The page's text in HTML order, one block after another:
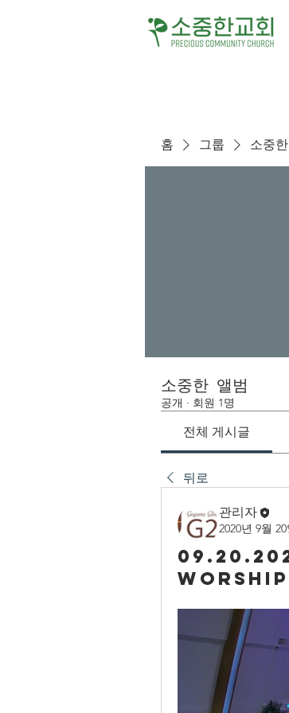
홈 그룹 소중
소중한 앨범
공개 · 회원 1명
전체 게시글
뒤로
관리자
2020년 9월 20